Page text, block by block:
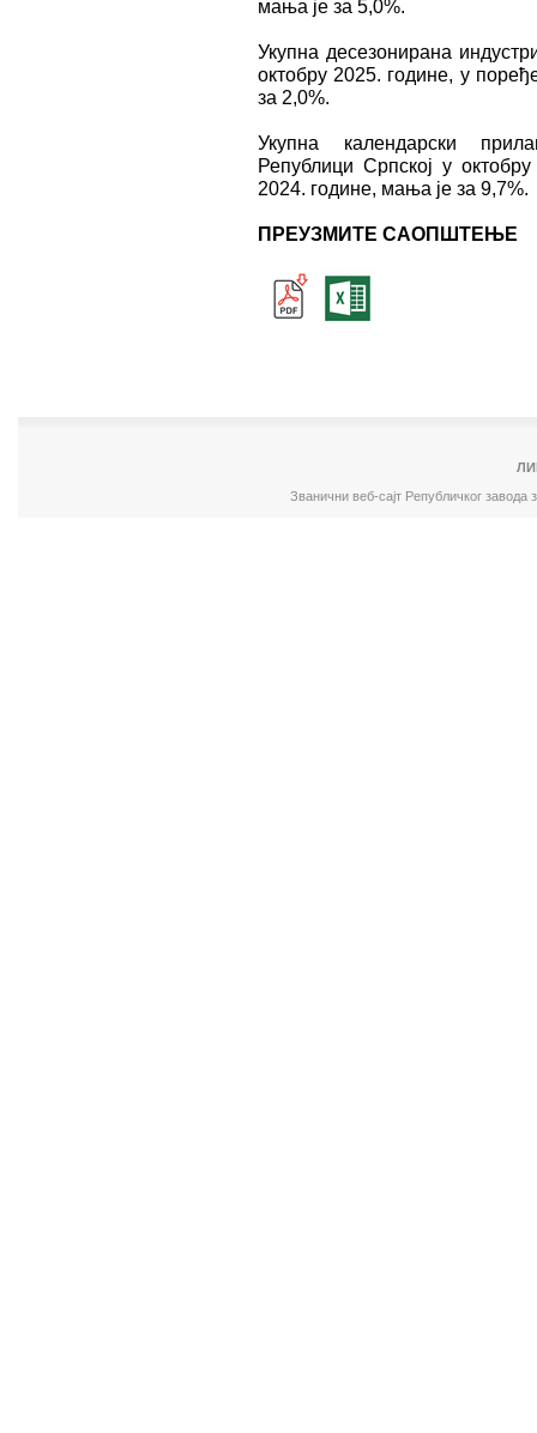
мања је за 5,0%.
Укупна десезонирана
октобру 2025. године, у
за 2,0%.
Укупна календарски
Републици Српској у
2024. године, мања је за 9,7%.
ПРЕУЗМИТЕ САОПШТЕЊЕ
Званични веб-сајт Републичког